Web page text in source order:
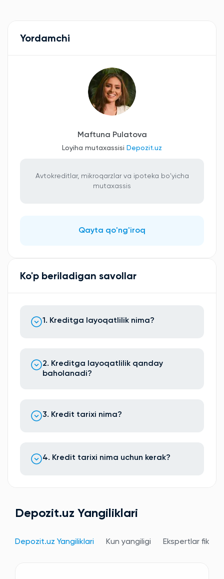
Yordamchi
Maftuna Pulatova
Loyiha mutaxassisi Depozit.uz
Avtokreditlar, mikroqarzlar va ipoteka bo'yicha
mutaxassis
Qayta qo'ng'iroq
Ko'p beriladigan savollar
1. Kreditga layoqatlilik nima?
2. Kreditga layoqatlilik qanday
baholanadi?
3. Kredit tarixi nima?
4. Kredit tarixi nima uchun kerak?
Depozit.uz Yangiliklari
Depozit.uz Yangiliklari Kun yangiligi Ekspertlar fikri